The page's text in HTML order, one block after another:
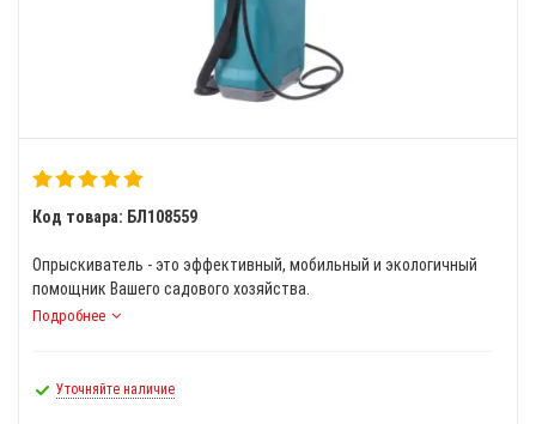
Код товара: БЛ108559
Опрыскиватель - это эффективный, мобильный и экологичный
помощник Вашего садового хозяйства.
Подробнее
Уточняйте наличие